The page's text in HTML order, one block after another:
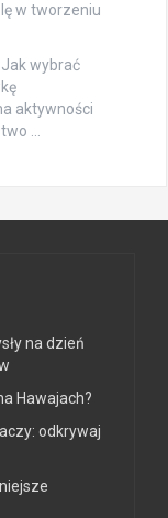
w tworzeniu
wybrać
aktywności
…
na dzień
Hawajach?
odkrywaj